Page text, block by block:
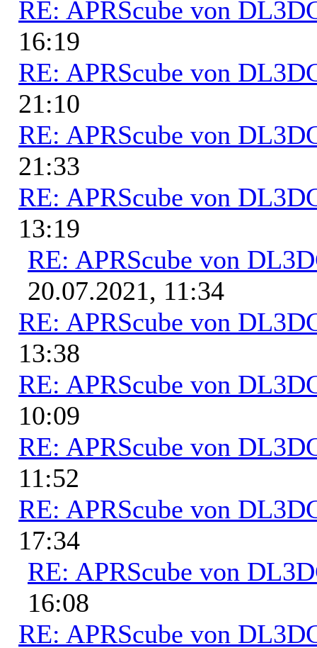
RE: APRScube von
16:19
RE: APRScube von
21:10
RE: APRScube von
21:33
RE: APRScube von
13:19
RE: APRScube von
20.07.2021, 11:34
RE: APRScube von
13:38
RE: APRScube von
10:09
RE: APRScube von
11:52
RE: APRScube von
17:34
RE: APRScube von
16:08
RE: APRScube von